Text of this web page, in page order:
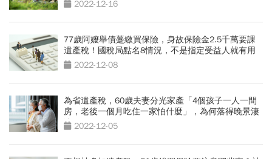
2022-12-16
77歲阿嬤舉債躉繳買保險，身故保險金2.5千萬要課
遺產稅！國稅局點名8情況，不是指定受益人就有用
2022-12-08
為省遺產稅，60歲夫妻分光家產「4個孩子一人一間
房，老後一個月吃住一家怕什麼」，為何落得晚景淒
涼？2022-12-05